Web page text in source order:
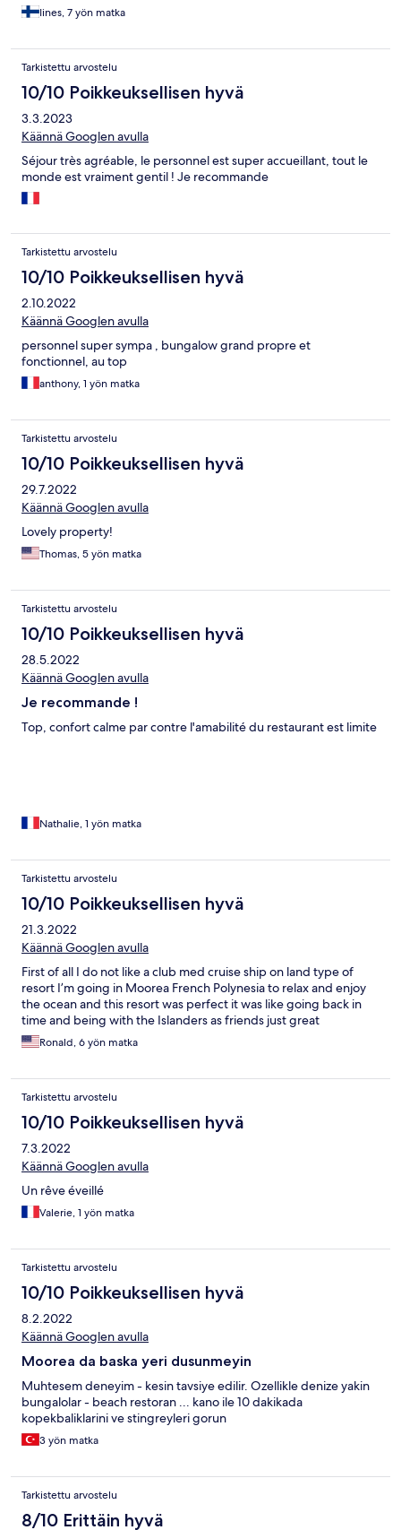
Iines, 7 yön matka
Tarkistettu arvostelu
10/10 Poikkeuksellisen hyvä
3.3.2023
Käännä Googlen avulla
Séjour très agréable, le personnel est super accueillant, tout le
monde est vraiment gentil ! Je recommande
Tarkistettu arvostelu
10/10 Poikkeuksellisen hyvä
2.10.2022
Käännä Googlen avulla
personnel super sympa , bungalow grand propre et
fonctionnel, au top
anthony, 1 yön matka
Tarkistettu arvostelu
10/10 Poikkeuksellisen hyvä
29.7.2022
Käännä Googlen avulla
Lovely property!
Thomas, 5 yön matka
Tarkistettu arvostelu
10/10 Poikkeuksellisen hyvä
28.5.2022
Käännä Googlen avulla
Je recommande !
Top, confort calme par contre l'amabilité du restaurant est limite
Nathalie, 1 yön matka
Tarkistettu arvostelu
10/10 Poikkeuksellisen hyvä
21.3.2022
Käännä Googlen avulla
First of all I do not like a club med cruise ship on land type of
resort I’m going in Moorea French Polynesia to relax and enjoy
the ocean and this resort was perfect it was like going back in
time and being with the Islanders as friends just great
Ronald, 6 yön matka
Tarkistettu arvostelu
10/10 Poikkeuksellisen hyvä
7.3.2022
Käännä Googlen avulla
Un rêve éveillé
Valerie, 1 yön matka
Tarkistettu arvostelu
10/10 Poikkeuksellisen hyvä
8.2.2022
Käännä Googlen avulla
Moorea da baska yeri dusunmeyin
Muhtesem deneyim - kesin tavsiye edilir. Ozellikle denize yakin
bungalolar - beach restoran ... kano ile 10 dakikada
kopekbaliklarini ve stingreyleri gorun
3 yön matka
Tarkistettu arvostelu
8/10 Erittäin hyvä